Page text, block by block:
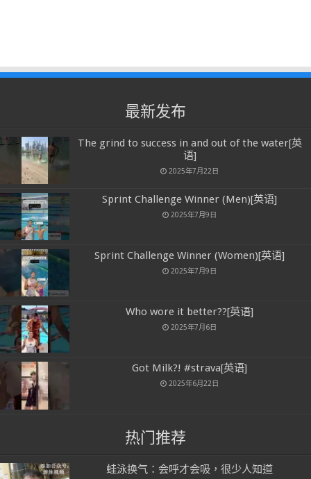
最新发布
The grind to success in and out of the water[英
语]
2025年7月22日
Sprint Challenge Winner (Men)[英语]
2025年7月9日
Sprint Challenge Winner (Women)[英语]
2025年7月9日
Who wore it better??[英语]
2025年7月6日
Got Milk?! #strava[英语]
2025年6月22日
热门推荐
蛙泳换气：会呼才会吸，很少人知道